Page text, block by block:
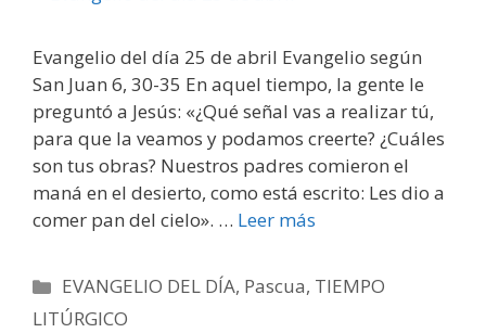
Evangelio del día 25 de abril Evangelio según
San Juan 6, 30-35 En aquel tiempo, la gente le
preguntó a Jesús: «¿Qué señal vas a realizar tú,
para que la veamos y podamos creerte? ¿Cuáles
son tus obras? Nuestros padres comieron el
maná en el desierto, como está escrito: Les dio a
comer pan del cielo». … Leer más
Categorías
EVANGELIO DEL DÍA, Pascua, TIEMPO
LITÚRGICO